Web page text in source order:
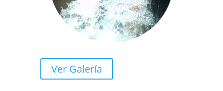
Ver Galería